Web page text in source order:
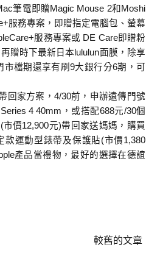
筆電即贈Magic Mouse 2和 Moshi
服務專案 ，即贈指定電腦包、螢幕
服務專案或 DE Care即贈粉
贈時下最新日本 lululun面膜，除享
市檔期還享有刷9大銀行分6期，可
回家方案， 4/30前，申辦遠傳門號
4 40mm ，或搭配688元/30個
市價12,900元)帶回家送媽媽 ，購買
款運動型錶帶及保護貼(市價1,380
產品當禮物，最好的選擇在德誼
較舊的文章